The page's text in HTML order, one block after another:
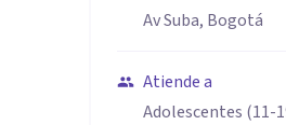
Av Suba, Bogotá
Atiende a
Adolescentes (11-